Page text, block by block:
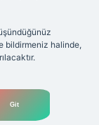
bildirmeniz halinde,